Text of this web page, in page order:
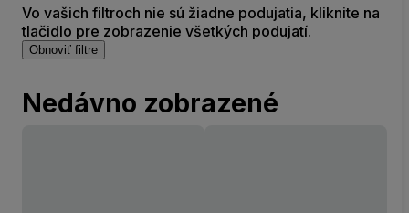
Vo vašich filtroch nie sú žiadne podujatia, kliknite na
tlačidlo pre zobrazenie všetkých podujatí.
Obnoviť filtre
Nedávno zobrazené